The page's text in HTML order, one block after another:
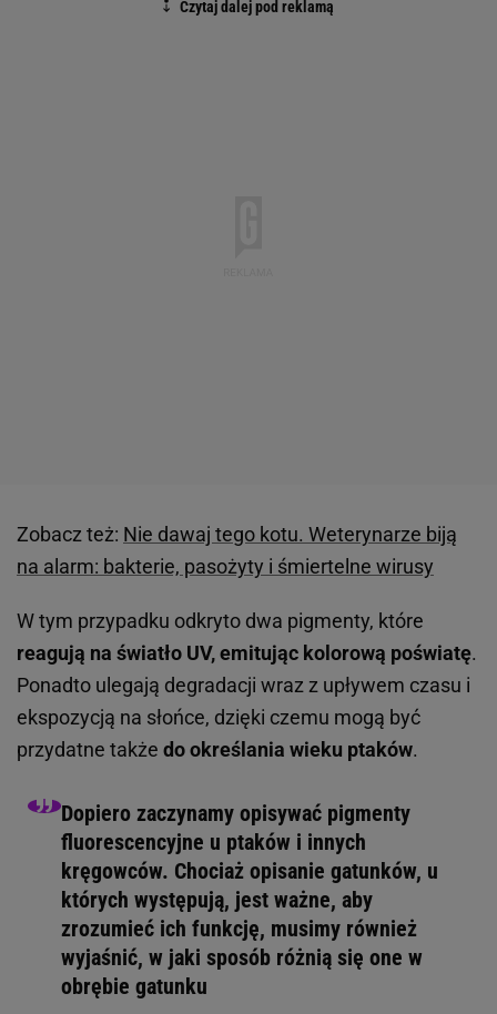
Zobacz też: Nie dawaj tego kotu. Weterynarze biją
na alarm: bakterie, pasożyty i śmiertelne wirusy
W tym przypadku odkryto dwa pigmenty, które
reagują na światło UV, emitując kolorową poświatę.
Ponadto ulegają degradacji wraz z upływem czasu i
ekspozycją na słońce, dzięki czemu mogą być
przydatne także do określania wieku ptaków.
Dopiero zaczynamy opisywać pigmenty
fluorescencyjne u ptaków i innych
kręgowców. Chociaż opisanie gatunków, u
których występują, jest ważne, aby
zrozumieć ich funkcję, musimy również
wyjaśnić, w jaki sposób różnią się one w
obrębie gatunku